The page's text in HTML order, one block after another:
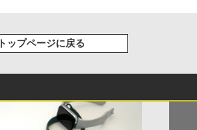
トップページに戻る